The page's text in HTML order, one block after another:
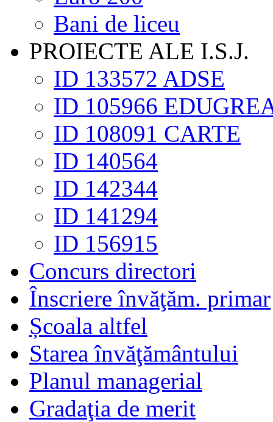
Bani de liceu
PROIECTE ALE I.S.J.
ID 133572 ADSE
ID 105966
ID 108091 CARTE
ID 140564
ID 142344
ID 141294
ID 156915
Concurs directori
Înscriere învăţăm. primar
Școala altfel
Starea învăţământului
Planul managerial
Gradaţia de merit